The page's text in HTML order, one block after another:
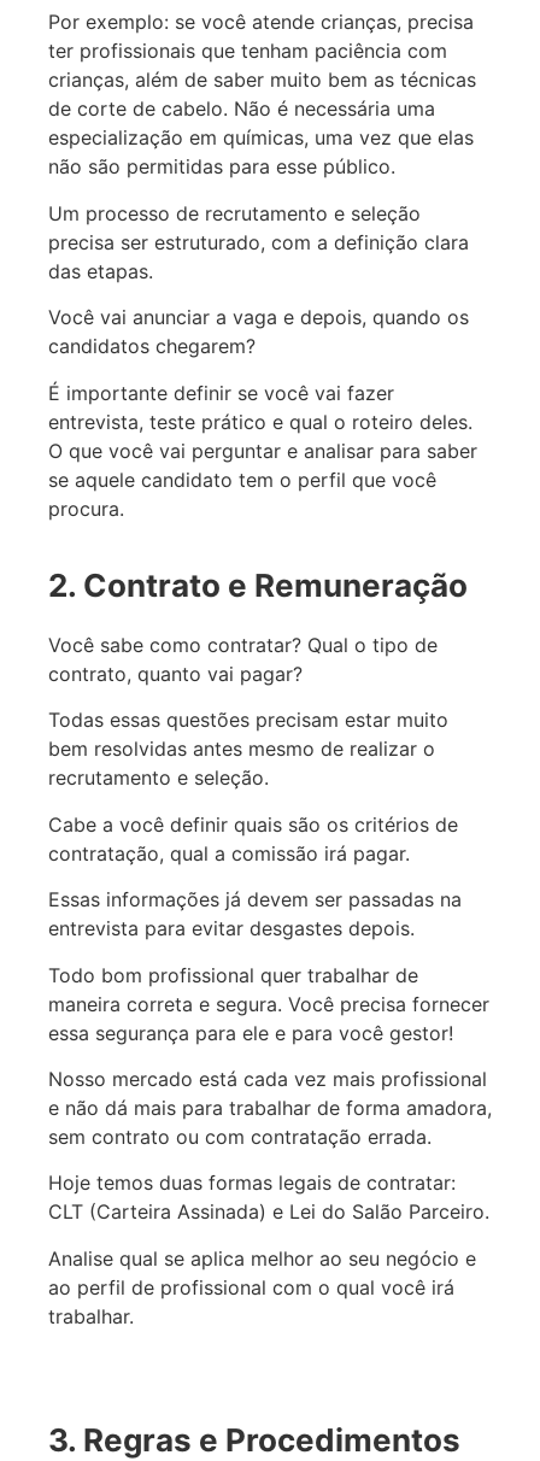
Por exemplo: se você atende crianças, precisa
ter profissionais que tenham paciência com
crianças, além de saber muito bem as técnicas
de corte de cabelo. Não é necessária uma
especialização em químicas, uma vez que elas
não são permitidas para esse público.
Um processo de recrutamento e seleção
precisa ser estruturado, com a definição clara
das etapas.
Você vai anunciar a vaga e depois, quando os
candidatos chegarem?
É importante definir se você vai fazer
entrevista, teste prático e qual o roteiro deles.
O que você vai perguntar e analisar para saber
se aquele candidato tem o perfil que você
procura.
2. Contrato e Remuneração
Você sabe como contratar? Qual o tipo de
contrato, quanto vai pagar?
Todas essas questões precisam estar muito
bem resolvidas antes mesmo de realizar o
recrutamento e seleção.
Cabe a você definir quais são os critérios de
contratação, qual a comissão irá pagar.
Essas informações já devem ser passadas na
entrevista para evitar desgastes depois.
Todo bom profissional quer trabalhar de
maneira correta e segura. Você precisa fornecer
essa segurança para ele e para você gestor!
Nosso mercado está cada vez mais profissional
e não dá mais para trabalhar de forma amadora,
sem contrato ou com contratação errada.
Hoje temos duas formas legais de contratar:
CLT (Carteira Assinada) e Lei do Salão Parceiro.
Analise qual se aplica melhor ao seu negócio e
ao perfil de profissional com o qual você irá
trabalhar.
3. Regras e Procedimentos